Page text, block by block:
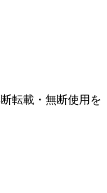
転載・無断使用を